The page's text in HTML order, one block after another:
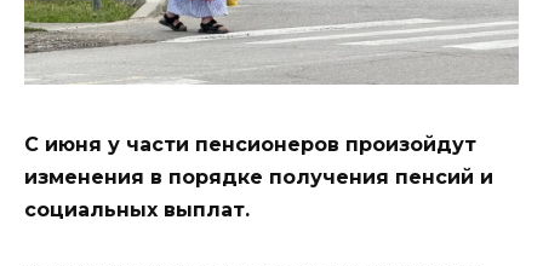
С июня у части пенсионеров произойдут
изменения в порядке получения пенсий и
социальных выплат.